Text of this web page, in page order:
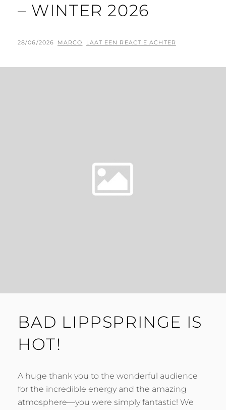
– WINTER 2026
GEPLAATST
28/06/2026 BY
MARCO LAAT EEN REACTIE ACHTER
BAD LIPPSPRINGE IS
HOT!
​A huge thank you to the wonderful audience
for the incredible energy and the amazing
atmosphere—you were simply fantastic! We